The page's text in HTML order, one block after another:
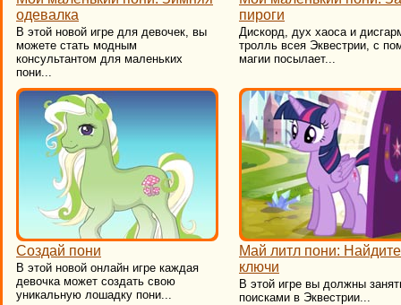
одевалка
В этой новой игре для девочек, вы
можете стать модным
консультантом для маленьких
пони...
пироги
Дискорд, дух хаоса и
тролль всея Эквестрии, с
магии посылает...
Создай пони
В этой новой онлайн игре каждая
девочка может создать свою
уникальную лошадку пони...
Май литл пони:
ключи
В этой игре вы должны
поисками в Эквестрии...